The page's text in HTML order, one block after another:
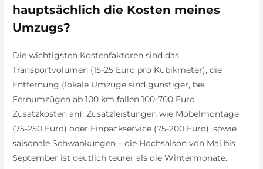
hauptsächlich die Kosten meines
Umzugs?
Die wichtigsten Kostenfaktoren sind das
Transportvolumen (15-25 Euro pro Kubikmeter), die
Entfernung (lokale Umzüge sind günstiger, bei
Fernumzügen ab 100 km fallen 100-700 Euro
Zusatzkosten an), Zusatzleistungen wie Möbelmontage
(75-250 Euro) oder Einpackservice (75-200 Euro), sowie
saisonale Schwankungen – die Hochsaison von Mai bis
September ist deutlich teurer als die Wintermonate.